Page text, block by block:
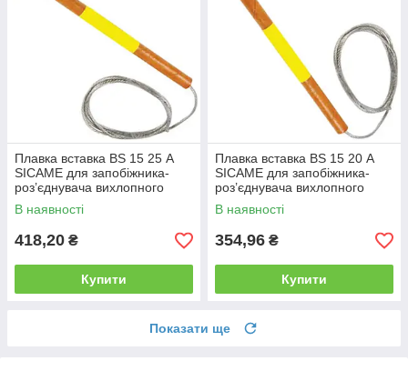
Плавка вставка BS 15 25 А
SICAME для запобіжника-
роз’єднувача вихлопного
типу, нитка запобіжника
В наявності
418,20 ₴
Купити
Плавка вставка BS 15 20 А
SICAME для запобіжника-
роз’єднувача вихлопного
типу, нитка запобіжника
В наявності
354,96 ₴
Купити
Показати ще